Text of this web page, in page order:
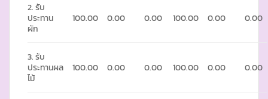
2. รับ
ประทาน
ผัก
100.00 0.00 0.00 100.00 0.00 0.00
3. รับ
ประทานผล
ไม้
100.00 0.00 0.00 100.00 0.00 0.00